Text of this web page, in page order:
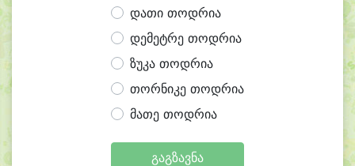
დათი თოდრია
დემეტრე თოდრია
ზუკა თოდრია
თორნიკე თოდრია
მათე თოდრია
გაგზავნა